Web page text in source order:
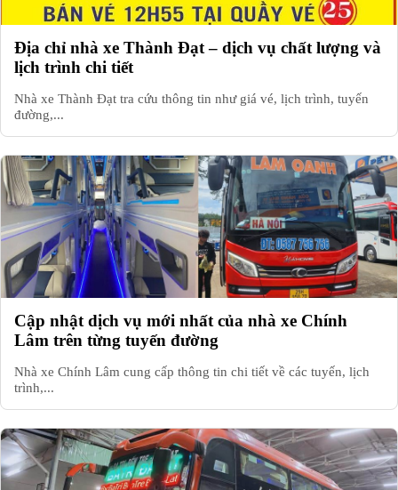
Địa chỉ nhà xe Thành Đạt – dịch vụ chất lượng và
lịch trình chi tiết
Nhà xe Thành Đạt tra cứu thông tin như giá vé, lịch trình, tuyến
đường,...
Cập nhật dịch vụ mới nhất của nhà xe Chính
Lâm trên từng tuyến đường
Nhà xe Chính Lâm cung cấp thông tin chi tiết về các tuyến, lịch
trình,...